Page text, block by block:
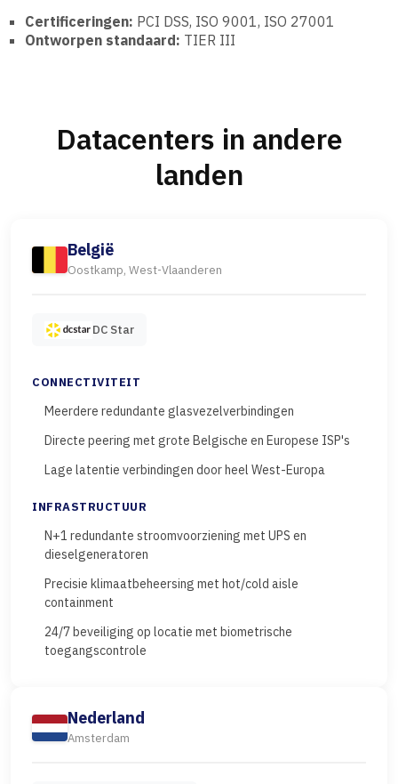
Certificeringen: PCI DSS, ISO 9001, ISO 27001
Ontworpen standaard: TIER III
Datacenters in andere
landen
België
Oostkamp, West-Vlaanderen
DC Star
CONNECTIVITEIT
Meerdere redundante glasvezelverbindingen
Directe peering met grote Belgische en Europese ISP's
Lage latentie verbindingen door heel West-Europa
INFRASTRUCTUUR
N+1 redundante stroomvoorziening met UPS en
dieselgeneratoren
Precisie klimaatbeheersing met hot/cold aisle
containment
24/7 beveiliging op locatie met biometrische
toegangscontrole
Nederland
Amsterdam